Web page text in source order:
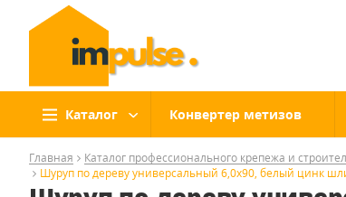
Каталог Конвертер метизов
Главная Каталог профессионального крепежа и
Шуруп по дереву универсальный 6,0x90, белый цинк